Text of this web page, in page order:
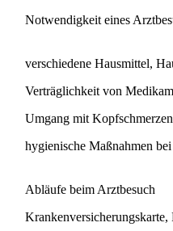
Notwendigkeit eines
verschiedene Hausmittel,
Verträglichkeit von
Umgang mit
hygienische Maßnahmen
Abläufe beim Arztbesuch
Krankenversicherungskarte,